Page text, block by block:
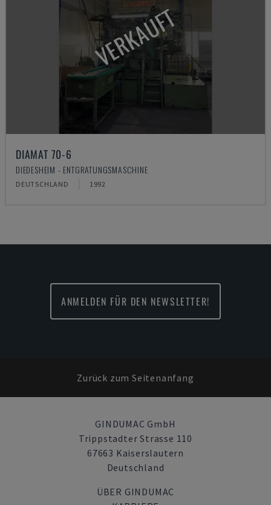
VERKAUFT
DIAMAT 70-6
DIEDESHEIM - ENTGRATUNGSMASCHINE
DEUTSCHLAND 1992
ANMELDEN FÜR DEN NEWSLETTER!
Zurück zum Seitenanfang
GINDUMAC GmbH
Trippstadter Strasse 110
67663 Kaiserslautern
Deutschland
ÜBER GINDUMAC